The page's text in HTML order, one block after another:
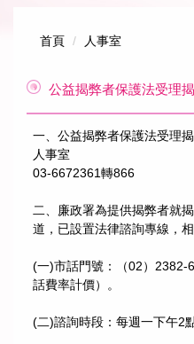
首頁 人事室
公益揭弊者保護法受理
一、公益揭弊者保護法受理
人事室
03-6672361轉866
二、廉政署為提供揭弊者就
道，已設置法律諮詢專線，
(一)市話門號：（02）2382-
話費率計價）。
(二)諮詢時段：每週一下午2